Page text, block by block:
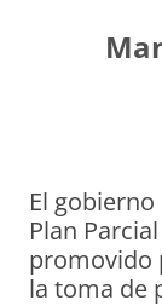
contenido
El
Plan
promovido
la toma de